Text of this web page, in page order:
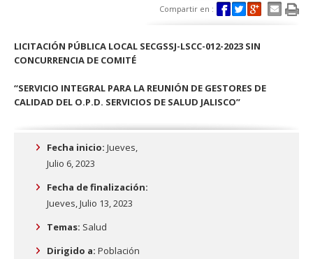
Compartir en :
LICITACIÓN PÚBLICA LOCAL SECGSSJ-LSCC-012-2023 SIN
CONCURRENCIA DE COMITÉ
“SERVICIO INTEGRAL PARA LA REUNIÓN DE GESTORES DE
CALIDAD DEL O.P.D. SERVICIOS DE SALUD JALISCO”
Fecha inicio: Jueves,
Julio 6, 2023
Fecha de finalización:
Jueves, Julio 13, 2023
Temas: Salud
Dirigido a: Población